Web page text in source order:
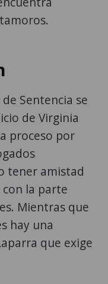
Sentencia se
de Virginia
proceso por
tener amistad
la parte
Mientras que
hay una
que exige